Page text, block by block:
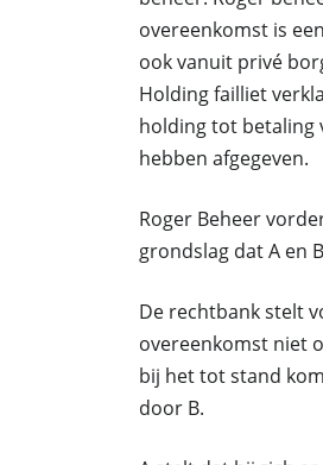
overeenkomst is een
ook vanuit privé
Holding failliet
holding tot betaling
hebben afgegeven.
Roger Beheer
grondslag dat A en
De rechtbank stelt
overeenkomst niet
bij het tot stand
door B.